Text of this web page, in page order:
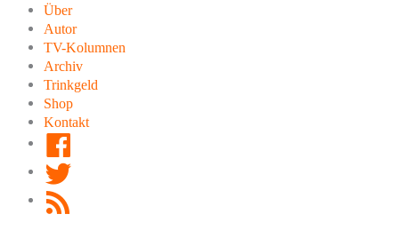
Über
Autor
TV-Kolumnen
Archiv
Trinkgeld
Shop
Kontakt